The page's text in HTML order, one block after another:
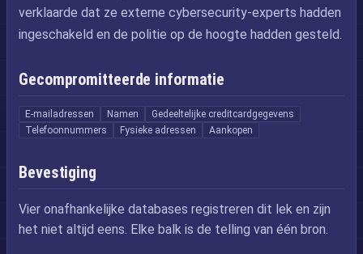
verklaarde dat ze externe cybersecurity-experts hadden
ingeschakeld en de politie op de hoogte hadden gesteld.
Gecompromitteerde informatie
E-mailadressen Namen
Gedeeltelijke creditcardgegevens
Telefoonnummers
Fysieke adressen Aankopen
Bevestiging
Vier onafhankelijke databases registreren dit lek en zijn
het niet altijd eens. Elke balk is de telling van één bron.